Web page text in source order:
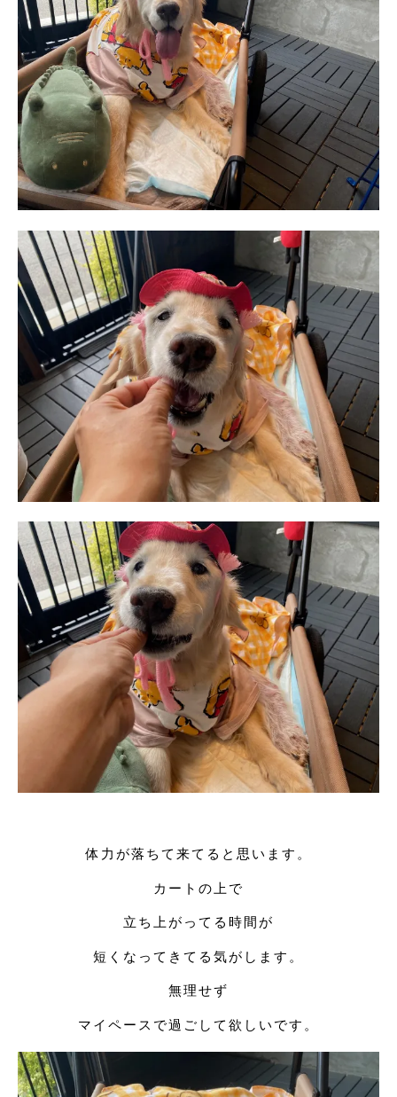
体力が落ちて来てると思います。
カートの上で
立ち上がってる時間が
短くなってきてる気がします。
無理せず
マイペースで過ごして欲しいです。